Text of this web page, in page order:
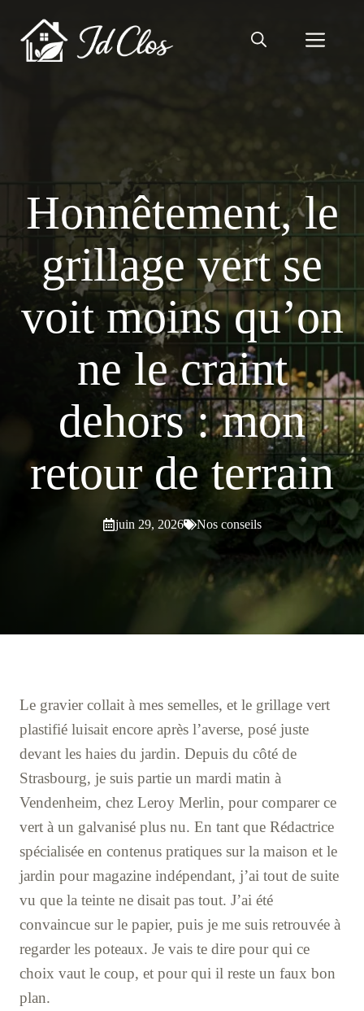
contenu
Honnêtement, le
grillage vert se
voit moins qu’on
ne le craint
dehors : mon
retour de terrain
juin 29, 2026 Nos conseils
Le gravier collait à mes semelles, et le grillage vert
plastifié luisait encore après l’averse, posé juste
devant les haies du jardin. Depuis du côté de
Strasbourg, je suis partie un mardi matin à
Vendenheim, chez Leroy Merlin, pour comparer ce
vert à un galvanisé plus nu. En tant que Rédactrice
spécialisée en contenus pratiques sur la maison et le
jardin pour magazine indépendant, j’ai tout de suite
vu que la teinte ne disait pas tout. J’ai été
convaincue sur le papier, puis je me suis retrouvée à
regarder les poteaux. Je vais te dire pour qui ce
choix vaut le coup, et pour qui il reste un faux bon
plan.